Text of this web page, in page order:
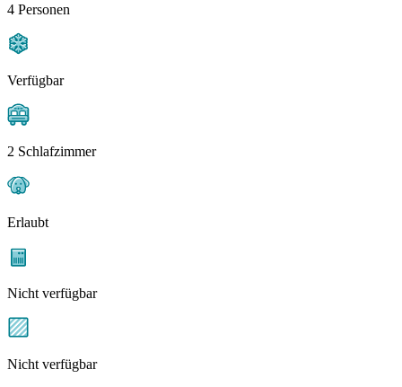
4 Personen
Verfügbar
2 Schlafzimmer
Erlaubt
Nicht verfügbar
Nicht verfügbar